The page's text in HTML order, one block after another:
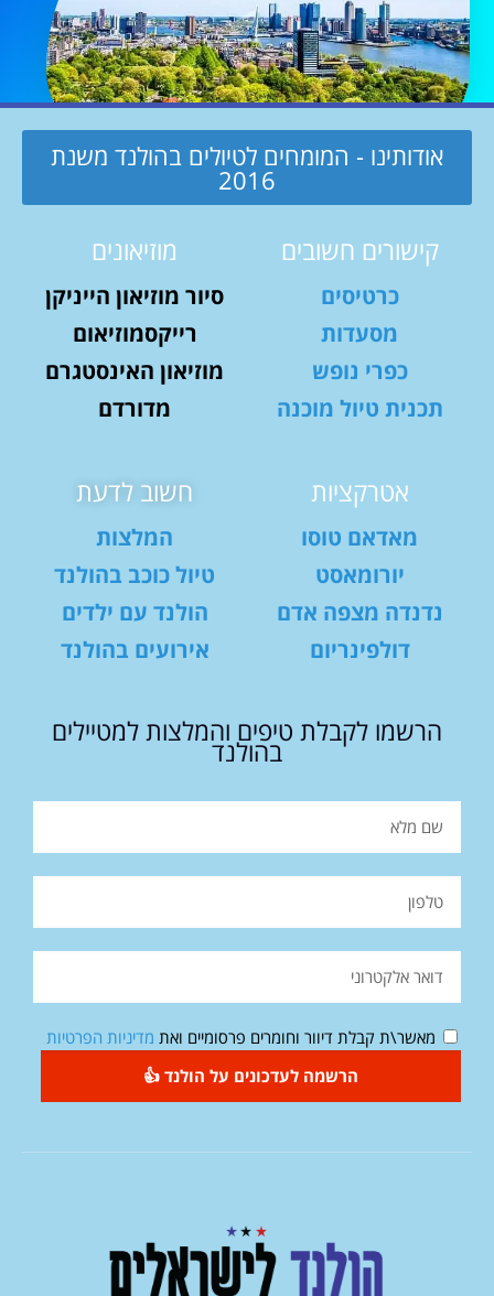
אודותינו - המומחים לטיולים בהולנד משנת
2016
קישורים חשובים
כרטיסים
מסעדות
כפרי נופש
תכנית טיול מוכנה
מוזיאונים
סיור מוזיאון הייניקן
רייקסמוזיאום
מוזיאון האינסטגרם
מדורדם
אטרקציות
מאדאם טוסו
יורומאסט
נדנדה מצפה אדם
דולפינריום
חשוב לדעת
המלצות
טיול כוכב בהולנד
הולנד עם ילדים
אירועים בהולנד
הרשמו לקבלת טיפים והמלצות למטיילים
בהולנד
מאשר\ת קבלת דיוור וחומרים פרסומיים ואת מדיניות הפרטיות
הרשמה לעדכונים על הולנד 👍